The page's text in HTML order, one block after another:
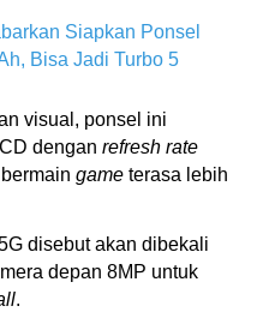
Siapkan Ponsel
Bisa Jadi Turbo 5
visual, ponsel ini
dengan refresh rate
game terasa lebih
disebut akan dibekali
depan 8MP untuk
.